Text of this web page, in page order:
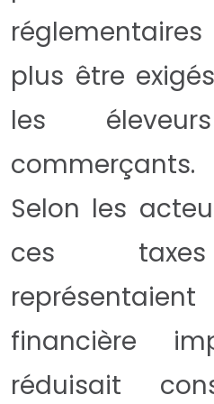
plus être
les
commerçants.
Selon les
ces
financière
réduisait